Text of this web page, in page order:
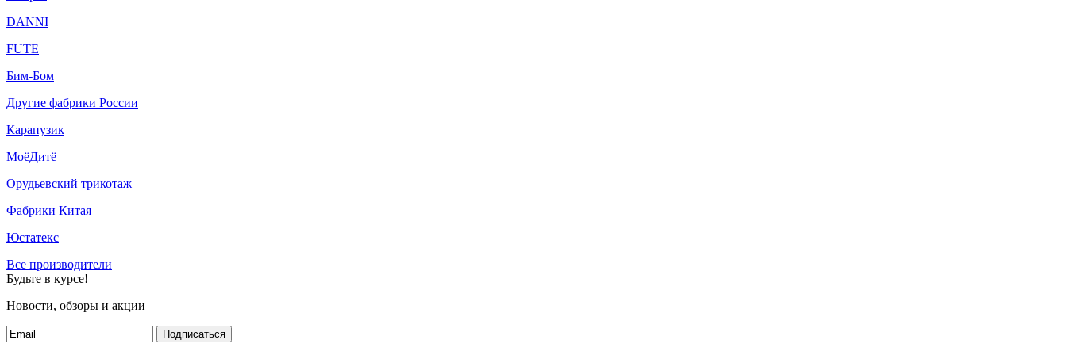
DANNI
FUTE
Бим-Бом
Другие фабрики России
Карапузик
МоёДитё
Орудьевский трикотаж
Фабрики Китая
Юстатекс
Все производители
Будьте в курсе!
Новости, обзоры и акции
Подписаться